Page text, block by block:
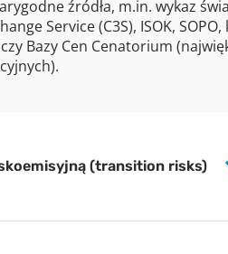
źródła, m.in. wykaz
Service (C3S), ISOK,
Bazy Cen Cenatorium
(transition risks)